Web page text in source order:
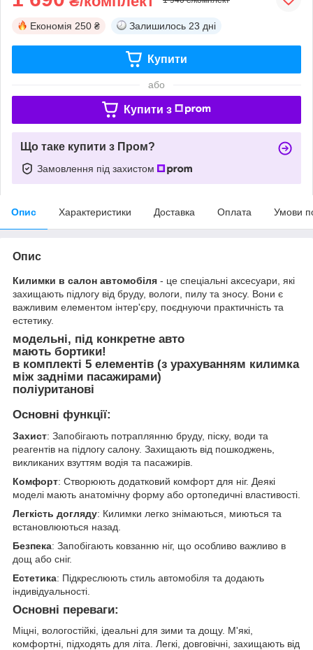
Економія 250 ₴ Залишилось 23 дні
Купити
або
Купити з
Що таке купити з Пром?
Замовлення під захистом
Опис Характеристики Доставка Оплата Умови
Опис
Килимки в салон автомобіля - це спеціальні аксесуари, які
захищають підлогу від бруду, вологи, пилу та зносу. Вони є
важливим елементом інтер'єру, поєднуючи практичність та
естетику.
модельні, під конкретне авто
мають бортики!
в комплекті 5 елементів (з урахуванням килимка
між задніми пасажирами)
поліуританові
Основні функції:
Захист: Запобігають потраплянню бруду, піску, води та
реагентів на підлогу салону. Захищають від пошкоджень,
викликаних взуттям водія та пасажирів.
Комфорт: Створюють додатковий комфорт для ніг. Деякі
моделі мають анатомічну форму або ортопедичні властивості.
Легкість догляду: Килимки легко знімаються, миються та
встановлюються назад.
Безпека: Запобігають ковзанню ніг, що особливо важливо в
дощ або сніг.
Естетика: Підкреслюють стиль автомобіля та додають
індивідуальності.
Основні переваги:
Міцні, вологостійкі, ідеальні для зими та дощу. М'які,
комфортні, підходять для літа. Легкі, довговічні, захищають від